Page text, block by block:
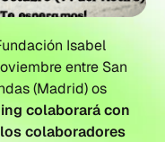
Isabel
entre San
(Madrid) os
colaborará con
colaboradores